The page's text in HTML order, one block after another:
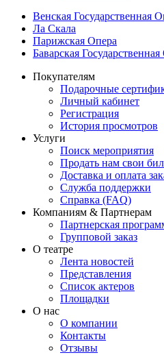
Венская Государственная
Ла Скала
Парижская Опера
Баварская
Покупателям
Подарочные
Личный кабинет
Регистрация
История просмотров
Услуги
Поиск мероприятия
Продать нам свои
Доставка и оплата
Служба поддержки
Справка (FAQ)
Компаниям & Партнерам
Партнерская
Групповой заказ
О театре
Лента новостей
Представления
Список актеров
Площадки
О нас
О компании
Контакты
Отзывы